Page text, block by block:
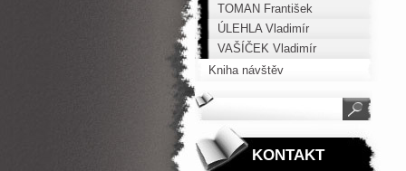
TOMAN František
ÚLEHLA Vladimír
VAŠÍČEK Vladimír
Kniha návštěv
KONTAKT